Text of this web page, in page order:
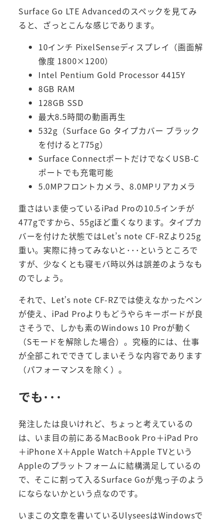
Surface Go LTE Advancedのスペックを見てみ
ると、ざっとこんな感じであります。
10インチ PixelSenseディスプレイ（画面解
像度 1800×1200）
Intel Pentium Gold Processor 4415Y
8GB RAM
128GB SSD
最大8.5時間の動画再生
532g（Surface Go タイプカバー ブラック
を付けると775g）
Surface ConnectポートだけでなくUSB-C
ポートでも充電可能
5.0MPフロントカメラ、8.0MPリアカメラ
重さはいま使っているiPad Proの10.5インチが
477gですから、55gほど重くなります。タイプカ
バーを付けた状態ではLet’s note CF-RZより25g
重い。実際に持ってみないと･･･というところで
すが、少なくとも寝モバ時以外は誤差のようなも
のでしょう。
それで、Let’s note CF-RZでは使えなかったペン
が使え、iPad Proよりもどうやらキーボードが良
さそうで、しかも素のWindows 10 Proが動く
（Sモードを解除した場合）。究極的には、仕事
が全部これでできてしまいそうな内容であります
（パフォーマンスを除く）。
でも･･･
発注したは良いけれど、ちょっと考えているの
は、いま目の前にあるMacBook Pro＋iPad Pro
＋iPhone X＋Apple Watch＋Apple TVという
Appleのプラットフォームに結構満足しているの
で、そこに割って入るSurface Goが鬼っ子のよう
にならないかという点なのです。
いまこの文章を書いているUlyseesはWindowsで